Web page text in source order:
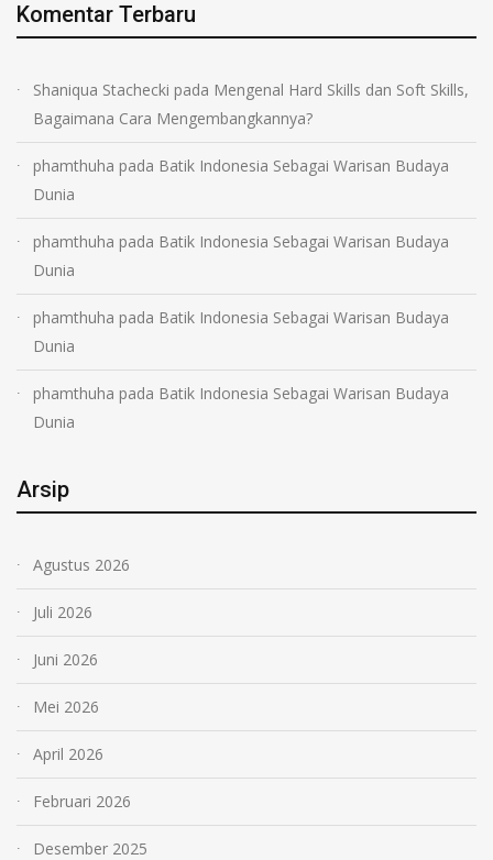
Komentar Terbaru
Shaniqua Stachecki pada Mengenal Hard Skills dan Soft Skills,
Bagaimana Cara Mengembangkannya?
phamthuha pada Batik Indonesia Sebagai Warisan Budaya
Dunia
phamthuha pada Batik Indonesia Sebagai Warisan Budaya
Dunia
phamthuha pada Batik Indonesia Sebagai Warisan Budaya
Dunia
phamthuha pada Batik Indonesia Sebagai Warisan Budaya
Dunia
Arsip
Agustus 2026
Juli 2026
Juni 2026
Mei 2026
April 2026
Februari 2026
Desember 2025